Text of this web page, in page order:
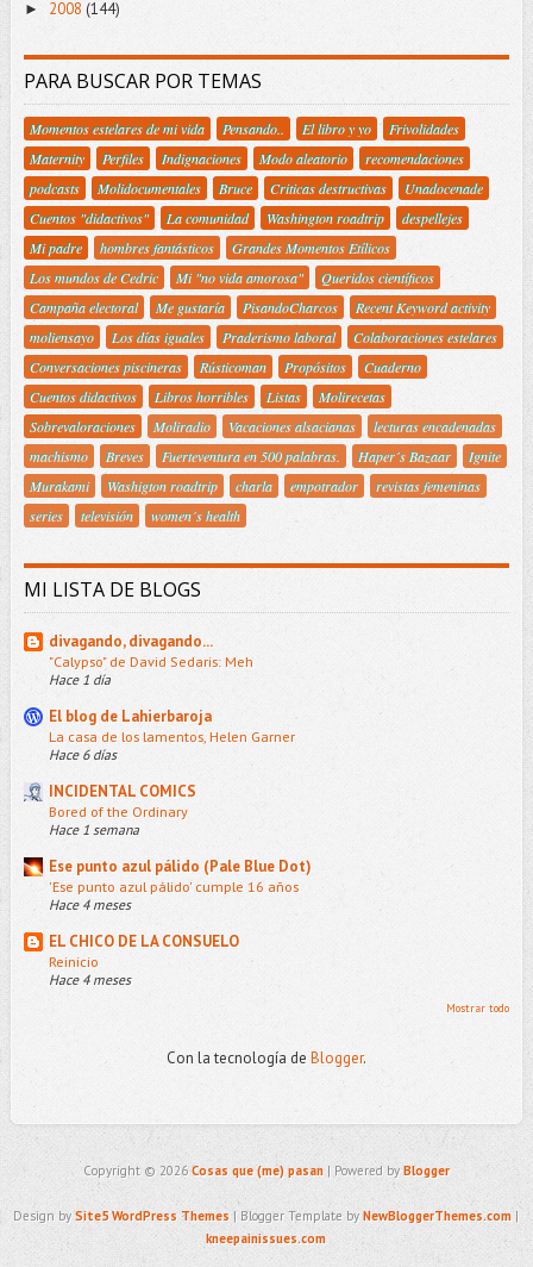
► 2008 (144)
PARA BUSCAR POR TEMAS
Momentos estelares de mi vida Pensando.. El libro y yo
Frivolidades
Maternity
Perfiles Indignaciones Modo aleatorio
recomendaciones
podcasts
Molidocumentales Bruce Criticas destructivas
Unadocenade
Cuentos "didactivos"
La comunidad Washington roadtrip
despellejes
Mi padre
hombres fantásticos
Grandes Momentos Etílicos
Los mundos de Cedric
Mi "no vida amorosa"
Queridos científicos
Campaña electoral
Me gustaría PisandoCharcos
Recent Keyword activity
moliensayo
Los días iguales Praderismo laboral
Colaboraciones estelares
Conversaciones piscineras
Rústicoman Propósitos
Cuaderno
Cuentos didactivos
Libros horribles Listas
Molirecetas
Sobrevaloraciones
Moliradio Vacaciones alsacianas
lecturas encadenadas
machismo
Breves Fuerteventura en 500 palabras. Haper´s Bazaar
Ignite
Murakami
Washigton roadtrip charla empotrador
revistas femeninas
series
televisión women´s health
MI LISTA DE BLOGS
divagando, divagando...
"Calypso" de David Sedaris: Meh
Hace 1 día
El blog de Lahierbaroja
La casa de los lamentos, Helen Garner
Hace 6 días
INCIDENTAL COMICS
Bored of the Ordinary
Hace 1 semana
Ese punto azul pálido (Pale Blue Dot)
'Ese punto azul pálido' cumple 16 años
Hace 4 meses
EL CHICO DE LA CONSUELO
Reinicio
Hace 4 meses
Mostrar todo
Con la tecnología de Blogger.
Copyright © 2026Cosas que (me) pasan | Powered byBlogger
Design bySite5 WordPress Themes | Blogger Template byNewBloggerThemes.com |
kneepainissues.com